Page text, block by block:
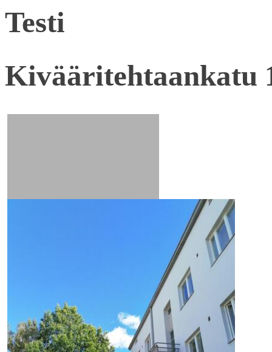
Testi
Kivääritehtaankatu